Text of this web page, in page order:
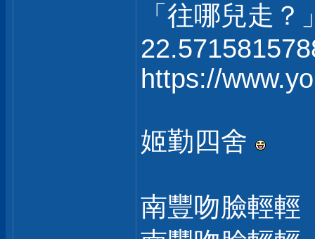
「往哪兒走？
https://
姬勤四舍
南豐吻臉輕